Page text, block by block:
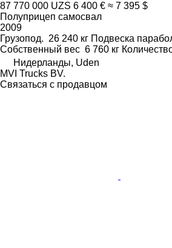
87 770 000 UZS 6 400 € ≈ 7 395 $
Полуприцеп самосвал
2009
Грузопод. 26 240 кг Подвеска
Собственный вес 6 760 кг
Нидерланды, Uden
MVI Trucks BV.
Связаться с продавцом